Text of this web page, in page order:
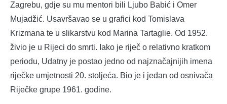
Zagrebu, gdje su mu mentori bili Ljubo Babić i Omer
Mujadžić. Usavršavao se u grafici kod Tomislava
Krizmana te u slikarstvu kod Marina Tartaglie. Od 1952.
živio je u Rijeci do smrti. Iako je riječ o relativno kratkom
periodu, Udatny je postao jedno od najznačajnijih imena
riječke umjetnosti 20. stoljeća. Bio je i jedan od osnivača
Riječke grupe 1961. godine.